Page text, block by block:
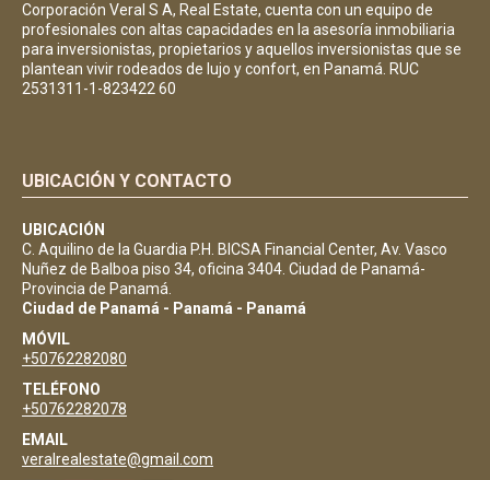
Corporación Veral S A, Real Estate, cuenta con un equipo de
profesionales con altas capacidades en la asesoría inmobiliaria
para inversionistas, propietarios y aquellos inversionistas que se
plantean vivir rodeados de lujo y confort, en Panamá. RUC
2531311-1-823422 60
UBICACIÓN Y CONTACTO
UBICACIÓN
C. Aquilino de la Guardia P.H. BICSA Financial Center, Av. Vasco
Nuñez de Balboa piso 34, oficina 3404. Ciudad de Panamá-
Provincia de Panamá.
Ciudad de Panamá - Panamá - Panamá
MÓVIL
+50762282080
TELÉFONO
+50762282078
EMAIL
veralrealestate@gmail.com